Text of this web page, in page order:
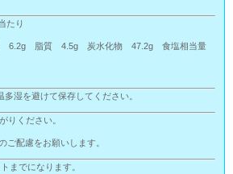
たり
6.2g 脂質 4.5g 炭水化物 47.2g 食塩相当量
多湿を避けて保存してください。
りください。
ご配慮をお願いします。
までになります。